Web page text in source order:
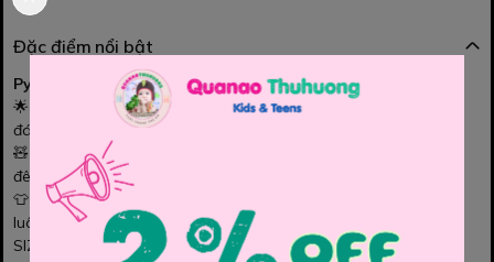
Đặc điểm nổi bật
Pyjama caro xanh lá– Bộ đồ ngủ tươi mát cho bé yêu 🌿
🌟 Họa tiết caro xanh lá trẻ trung, mang lại cảm giác dễ chịu và
đáng yêu.
🧸 Chất vải mềm mịn, thấm hút tốt, cho bé thoải mái cả ngày lẫn
đêm.
👕 Thiết kế tay dài – quần dài chuẩn form, giúp bé ngủ ngon và
luôn gọn gàng, xinh xắn. ✨
SIZE : 100 , 110 , 120 , 130 , 140 , 150 , 160 , 170